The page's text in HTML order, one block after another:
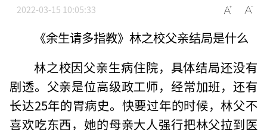
2022-03-15 10:05:33
《余生请多指教》林之校父亲结局是什么
林之校因父亲生病住院，具体结局还没有
剧透。父亲是位高级政工师，经常加班，还有
长达25年的胃病史。快要过年的时候，林父不
喜欢吃东西，她的母亲大人强行把林父拉到医